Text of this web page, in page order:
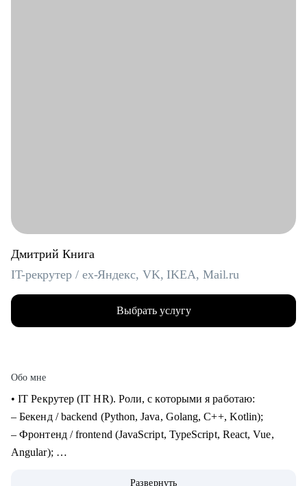
Дмитрий Книга
IT-рекрутер / ex-Яндекс, VK, IKEA, Mail.ru
Выбрать услугу
Обо мне
• IT Рекрутер (IT HR). Роли, с которыми я работаю:
– Бекенд / backend (Python, Java, Golang, C++, Kotlin);
– Фронтенд / frontend (JavaScript, TypeScript, React, Vue,
Angular);
Развернуть